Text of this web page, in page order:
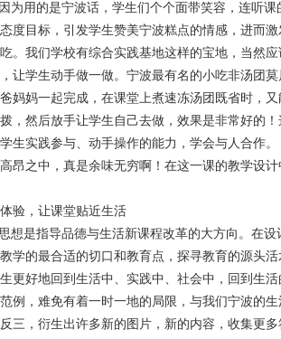
为用的是宁波话，学生们个个面带笑容，连听
度目标，引发学生赞美宁波糕点的情感，进而激
我们学校有综合实践基地这样的宝地，当然应
让学生动手做一做。宁波最有名的小吃非汤团
妈妈一起完成，在课堂上煮速冻汤团既省时，
，然后放手让学生自己去做，效果是非常好的
生实践参与、动手操作的能力，学会与人合作。
之中，真是余味无穷啊！在这一课的教学设计
，让课堂贴近生活
是指导品德与生活新课程改革的大方向。在设
学的最合适的切口和教育点，探寻教育的源头
更好地回到生活中、实践中、社会中，回到生
例，难免有着一时一地的局限，与我们宁波的
三，衍生出许多新的图片，新的内容，收集更